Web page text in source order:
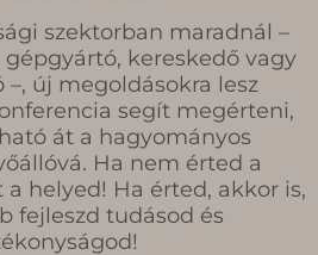
szektorban maradnál –
kereskedő vagy
–, új megoldásokra lesz
segít megérteni,
át a hagyományos
Ha nem érted a
helyed! Ha érted, akkor is,
fejleszd tudásod és